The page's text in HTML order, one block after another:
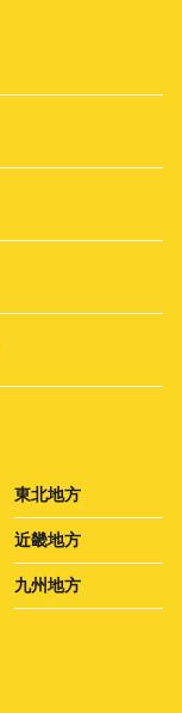
東北地方
近畿地方
九州地方